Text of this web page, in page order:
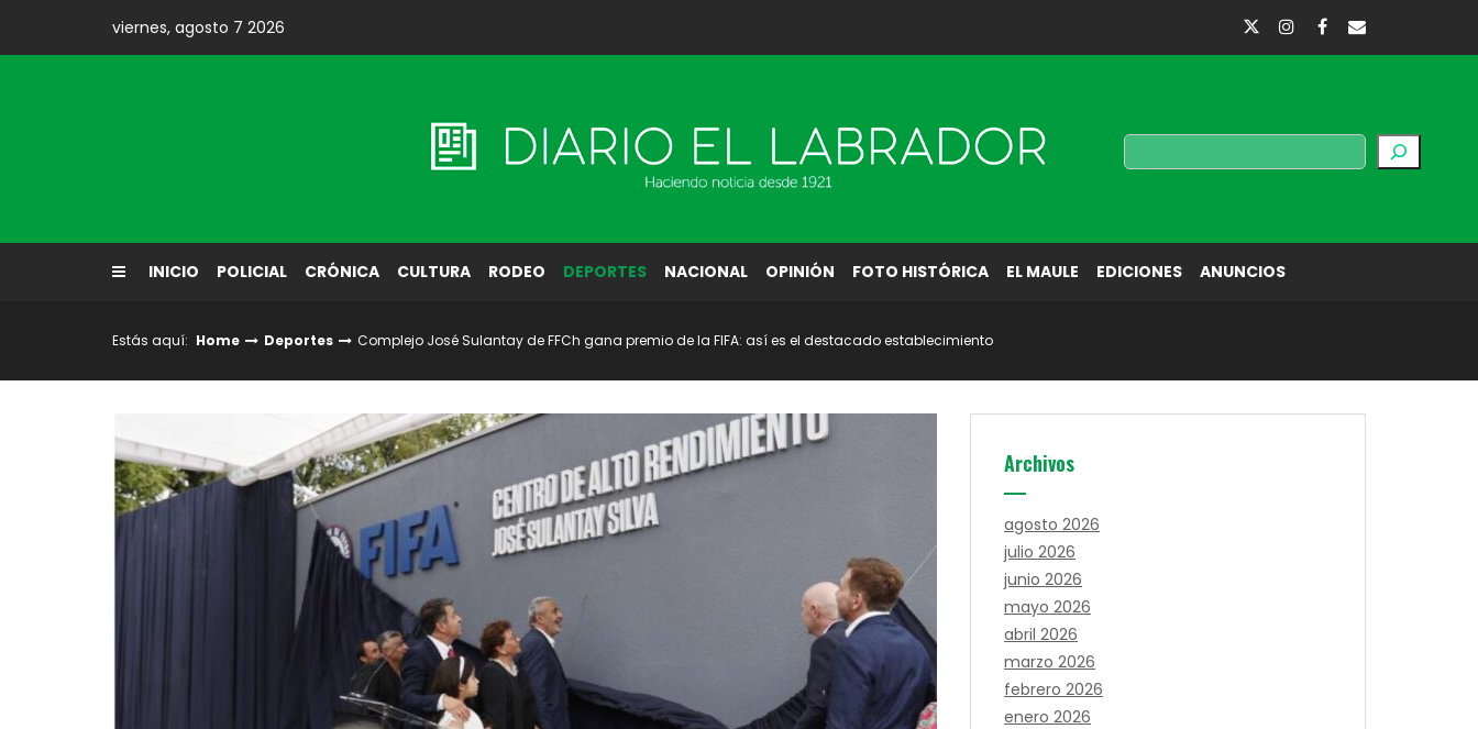
content
viernes, agosto 7 2026
Diario El Labrador Buscar
INICIO POLICIAL CRÓNICA CULTURA RODEO DEPORTES NACIONAL OPINIÓN FOTO HISTÓRICA EL MAULE EDICIONES ANUNCIOS
Estás aquí: Home Deportes Complejo José Sulantay de FFCh gana premio de la FIFA: así es el destacado establecimiento
Archivos
agosto 2026
julio 2026
junio 2026
mayo 2026
abril 2026
marzo 2026
febrero 2026
enero 2026